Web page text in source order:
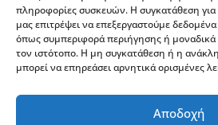
πληροφορίες συσκευών. Η συγκατάθεση για
μας επιτρέψει να επεξεργαστούμε
όπως συμπεριφορά περιήγησης ή μοναδικά
τον ιστότοπο. Η μη συγκατάθεση ή η
μπορεί να επηρεάσει αρνητικά ορισμένες
Αποδοχή
Δευτέρα – Παρασκευή:
13:00 – 20:00
Σάββατο:
10:00 – 16:00
Τηλ : 210 6395267